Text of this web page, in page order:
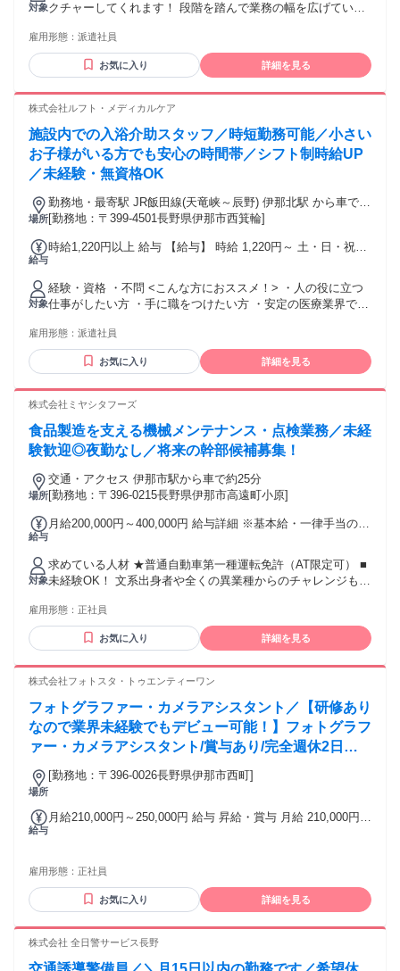
対象クチャーしてくれます！ 段階を踏んで業務の幅を広げていく
できますよ◎
雇用形態： 派遣社員
お気に入り 詳細を見る
株式会社ルフト・メディカルケア
施設内での入浴介助スタッフ／時短勤務可能／小さい
お子様がいる方でも安心の時間帯／シフト制時給UP
／未経験・無資格OK
場所
勤務地・最寄駅 JR飯田線(天竜峡～辰野) 伊那北駅 から車で10
分 伊那ICより車で8分 ※車通勤可能
[勤務地：〒399-4501長野県伊那市西箕輪]
給与
時給1,220円以上 給与 【給与】 時給 1,220円～ 土・日・祝日
通費規定支給 ◎稼働分前払い制度あり(規定あり)
対象
経験・資格 ・不問 <こんな方におススメ！> ・人の役に立つ
仕事がしたい方 ・手に職をつけたい方 ・安定の医療業界で働
雇用形態： 派遣社員
お気に入り 詳細を見る
株式会社ミヤシタフーズ
食品製造を支える機械メンテナンス・点検業務／未経
験歓迎◎夜勤なし／将来の幹部候補募集！
場所
交通・アクセス 伊那市駅から車で約25分
[勤務地：〒396-0215長野県伊那市高遠町小原]
給与
月給200,000円～400,000円 給与詳細 ※基本給・一律手当の総
【一律手当】 全員に一律で支払われる通勤・皆勤・家族手当
金額：なし 全員に一律で支払われるその他手当金額：あり 1
ヶ月あたり2万7200円 〜 10万円 ・昇給あり ・賞与あり／賞
与年2回 ・その他当あり
対象
求めている人材 ★普通自動車第一種運転免許（AT限定可） ■
未経験OK！ 文系出身者や全くの異業種からのチャレンジも大
と、コミュニケーションを取るのが好きな方 ◎ 機械いじりや
DIYが好きな方 ◎ 将来のキャリアを見据えて、腰を据えて働
きたい方 ◎ 長野県で安定して長く活躍したい方 ＜こんな方
全技能士の資格をお持ちの方 ・フォークリフト技能講習修了
雇用形態： 正社員
お気に入り 詳細を見る
株式会社フォトスタ・トゥエンティーワン
フォトグラファー・カメラアシスタント／【研修あり
なので業界未経験でもデビュー可能！】フォトグラフ
ァー・カメラアシスタント/賞与あり/完全週休2日制/
伊那市
場所
[勤務地：〒396-0026長野県伊那市西町]
給与
月給210,000円～250,000円 給与 昇給・賞与 月給 210,000円
雇用形態： 正社員
お気に入り 詳細を見る
株式会社 全日警サービス長野